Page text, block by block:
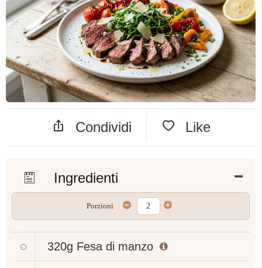
Condividi Like
Ingredienti
Porzioni
320g Fesa di manzo